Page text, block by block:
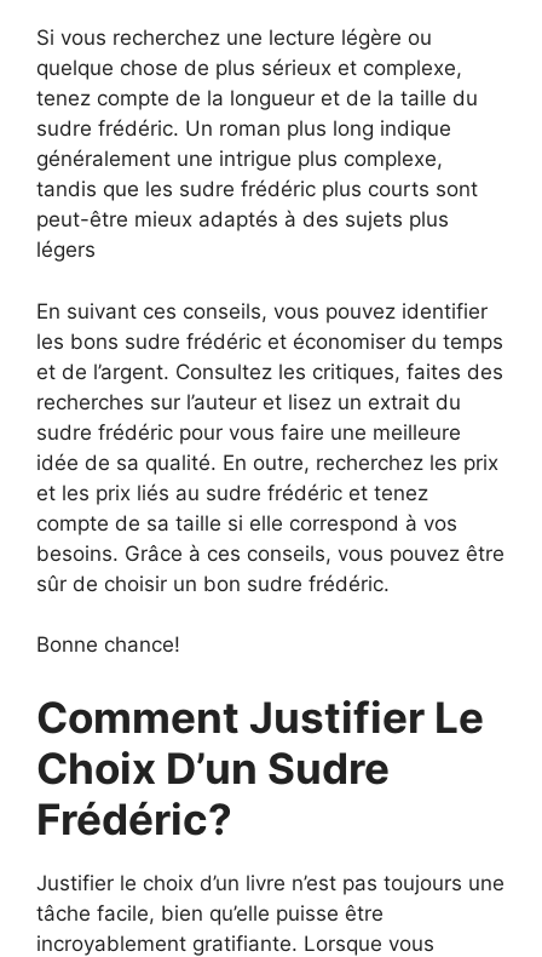
Si vous recherchez une lecture légère ou
quelque chose de plus sérieux et complexe,
tenez compte de la longueur et de la taille du
sudre frédéric. Un roman plus long indique
généralement une intrigue plus complexe,
tandis que les sudre frédéric plus courts sont
peut-être mieux adaptés à des sujets plus
légers
En suivant ces conseils, vous pouvez identifier
les bons sudre frédéric et économiser du temps
et de l’argent. Consultez les critiques, faites des
recherches sur l’auteur et lisez un extrait du
sudre frédéric pour vous faire une meilleure
idée de sa qualité. En outre, recherchez les prix
et les prix liés au sudre frédéric et tenez
compte de sa taille si elle correspond à vos
besoins. Grâce à ces conseils, vous pouvez être
sûr de choisir un bon sudre frédéric.
Bonne chance!
Comment Justifier Le
Choix D’un Sudre
Frédéric?
Justifier le choix d’un livre n’est pas toujours une
tâche facile, bien qu’elle puisse être
incroyablement gratifiante. Lorsque vous